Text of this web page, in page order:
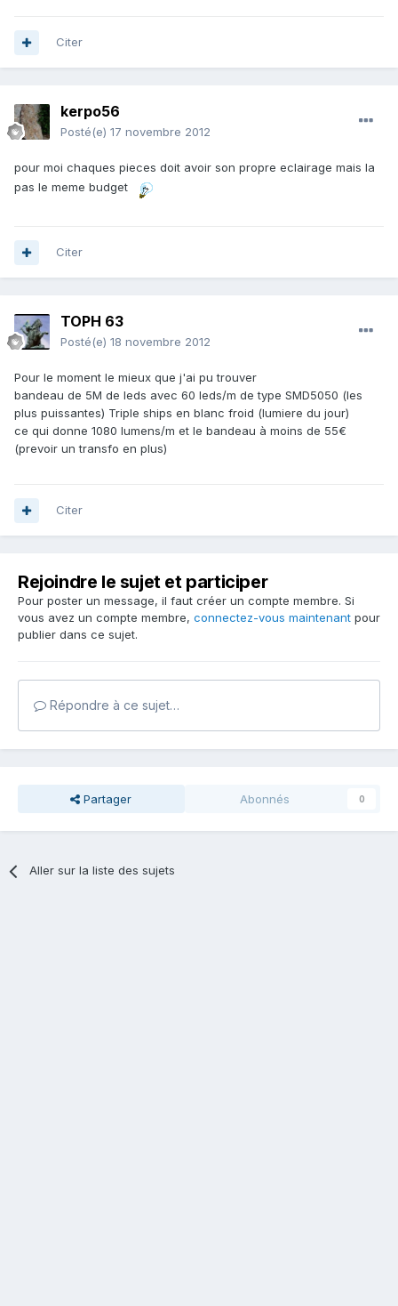
Citer
kerpo56
Posté(e) 17 novembre 2012
pour moi chaques pieces doit avoir son propre eclairage mais la
pas le meme budget
Citer
TOPH 63
Posté(e) 18 novembre 2012
Pour le moment le mieux que j'ai pu trouver
bandeau de 5M de leds avec 60 leds/m de type SMD5050 (les
plus puissantes) Triple ships en blanc froid (lumiere du jour)
ce qui donne 1080 lumens/m et le bandeau à moins de 55€
(prevoir un transfo en plus)
Citer
Rejoindre le sujet et participer
Pour poster un message, il faut créer un compte membre. Si
vous avez un compte membre, connectez-vous maintenant pour
publier dans ce sujet.
Répondre à ce sujet…
Partager Abonnés 0
Aller sur la liste des sujets